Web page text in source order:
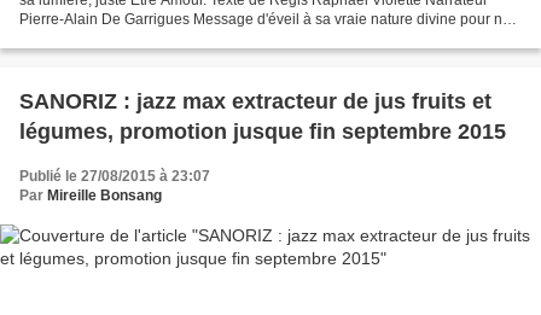
Pierre-Alain De Garrigues Message d'éveil à sa vraie nature divine pour ne
SANORIZ : jazz max extracteur de jus fruits et
légumes, promotion jusque fin septembre 2015
Publié le 27/08/2015 à 23:07
Par Mireille Bonsang